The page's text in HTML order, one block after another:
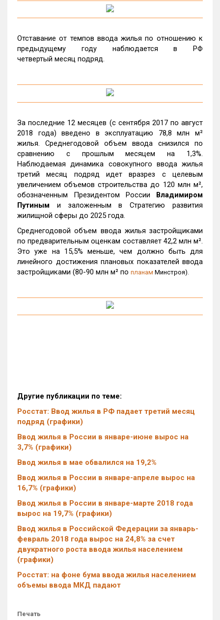
Отставание от темпов ввода жилья по отношению к
предыдущему году наблюдается в РФ
четвертый месяц подряд.
За последние 12 месяцев (с сентября 2017 по август
2018 года) введено в эксплуатацию 78,8 млн м²
жилья. Среднегодовой объем ввода снизился по
сравнению с прошлым месяцем на 1,3%.
Наблюдаемая динамика совокупного ввода жилья
третий месяц подряд идет вразрез с целевым
увеличением объемов строительства до 120 млн м²,
обозначенным Президентом России Владимиром
Путиным и заложенным в Стратегию развития
жилищной сферы до 2025 года.
Среднегодовой объем ввода жилья застройщиками
по предварительным оценкам составляет 42,2 млн м².
Это уже на 15,5% меньше, чем должно быть для
линейного достижения плановых показателей ввода
застройщиками (80-90 млн м² по планам Минстроя).
Другие публикации по теме:
Росстат: Ввод жилья в РФ падает третий месяц
подряд (графики)
Ввод жилья в России в январе-июне вырос на
3,7% (графики)
Ввод жилья в мае обвалился на 19,2%
Ввод жилья в России в январе-апреле вырос на
16,7% (графики)
Ввод жилья в России в январе-марте 2018 года
вырос на 19,7% (графики)
Ввод жилья в Российской Федерации за январь-
февраль 2018 года вырос на 24,8% за счет
двукратного роста ввода жилья населением
(графики)
Росстат: на фоне бума ввода жилья населением
объемы ввода МКД падают
Печать